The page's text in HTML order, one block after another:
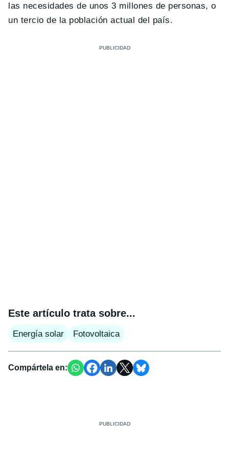
las necesidades de unos 3 millones de personas, o
un tercio de la población actual del país.
Este artículo trata sobre...
Energía solar Fotovoltaica
Compártela en: